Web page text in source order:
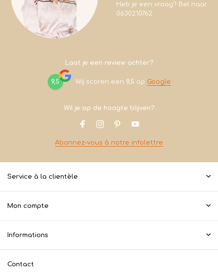
Heb je een vraag? Bel naar
0630210762
Laat je een review achter?
9,5 Wij scoren een 9,5 op Google
Wil je op de hoogte blijven?
Abonnez-vous à notre infolettre
Service à la clientèle
Mon compte
Informations
Contact